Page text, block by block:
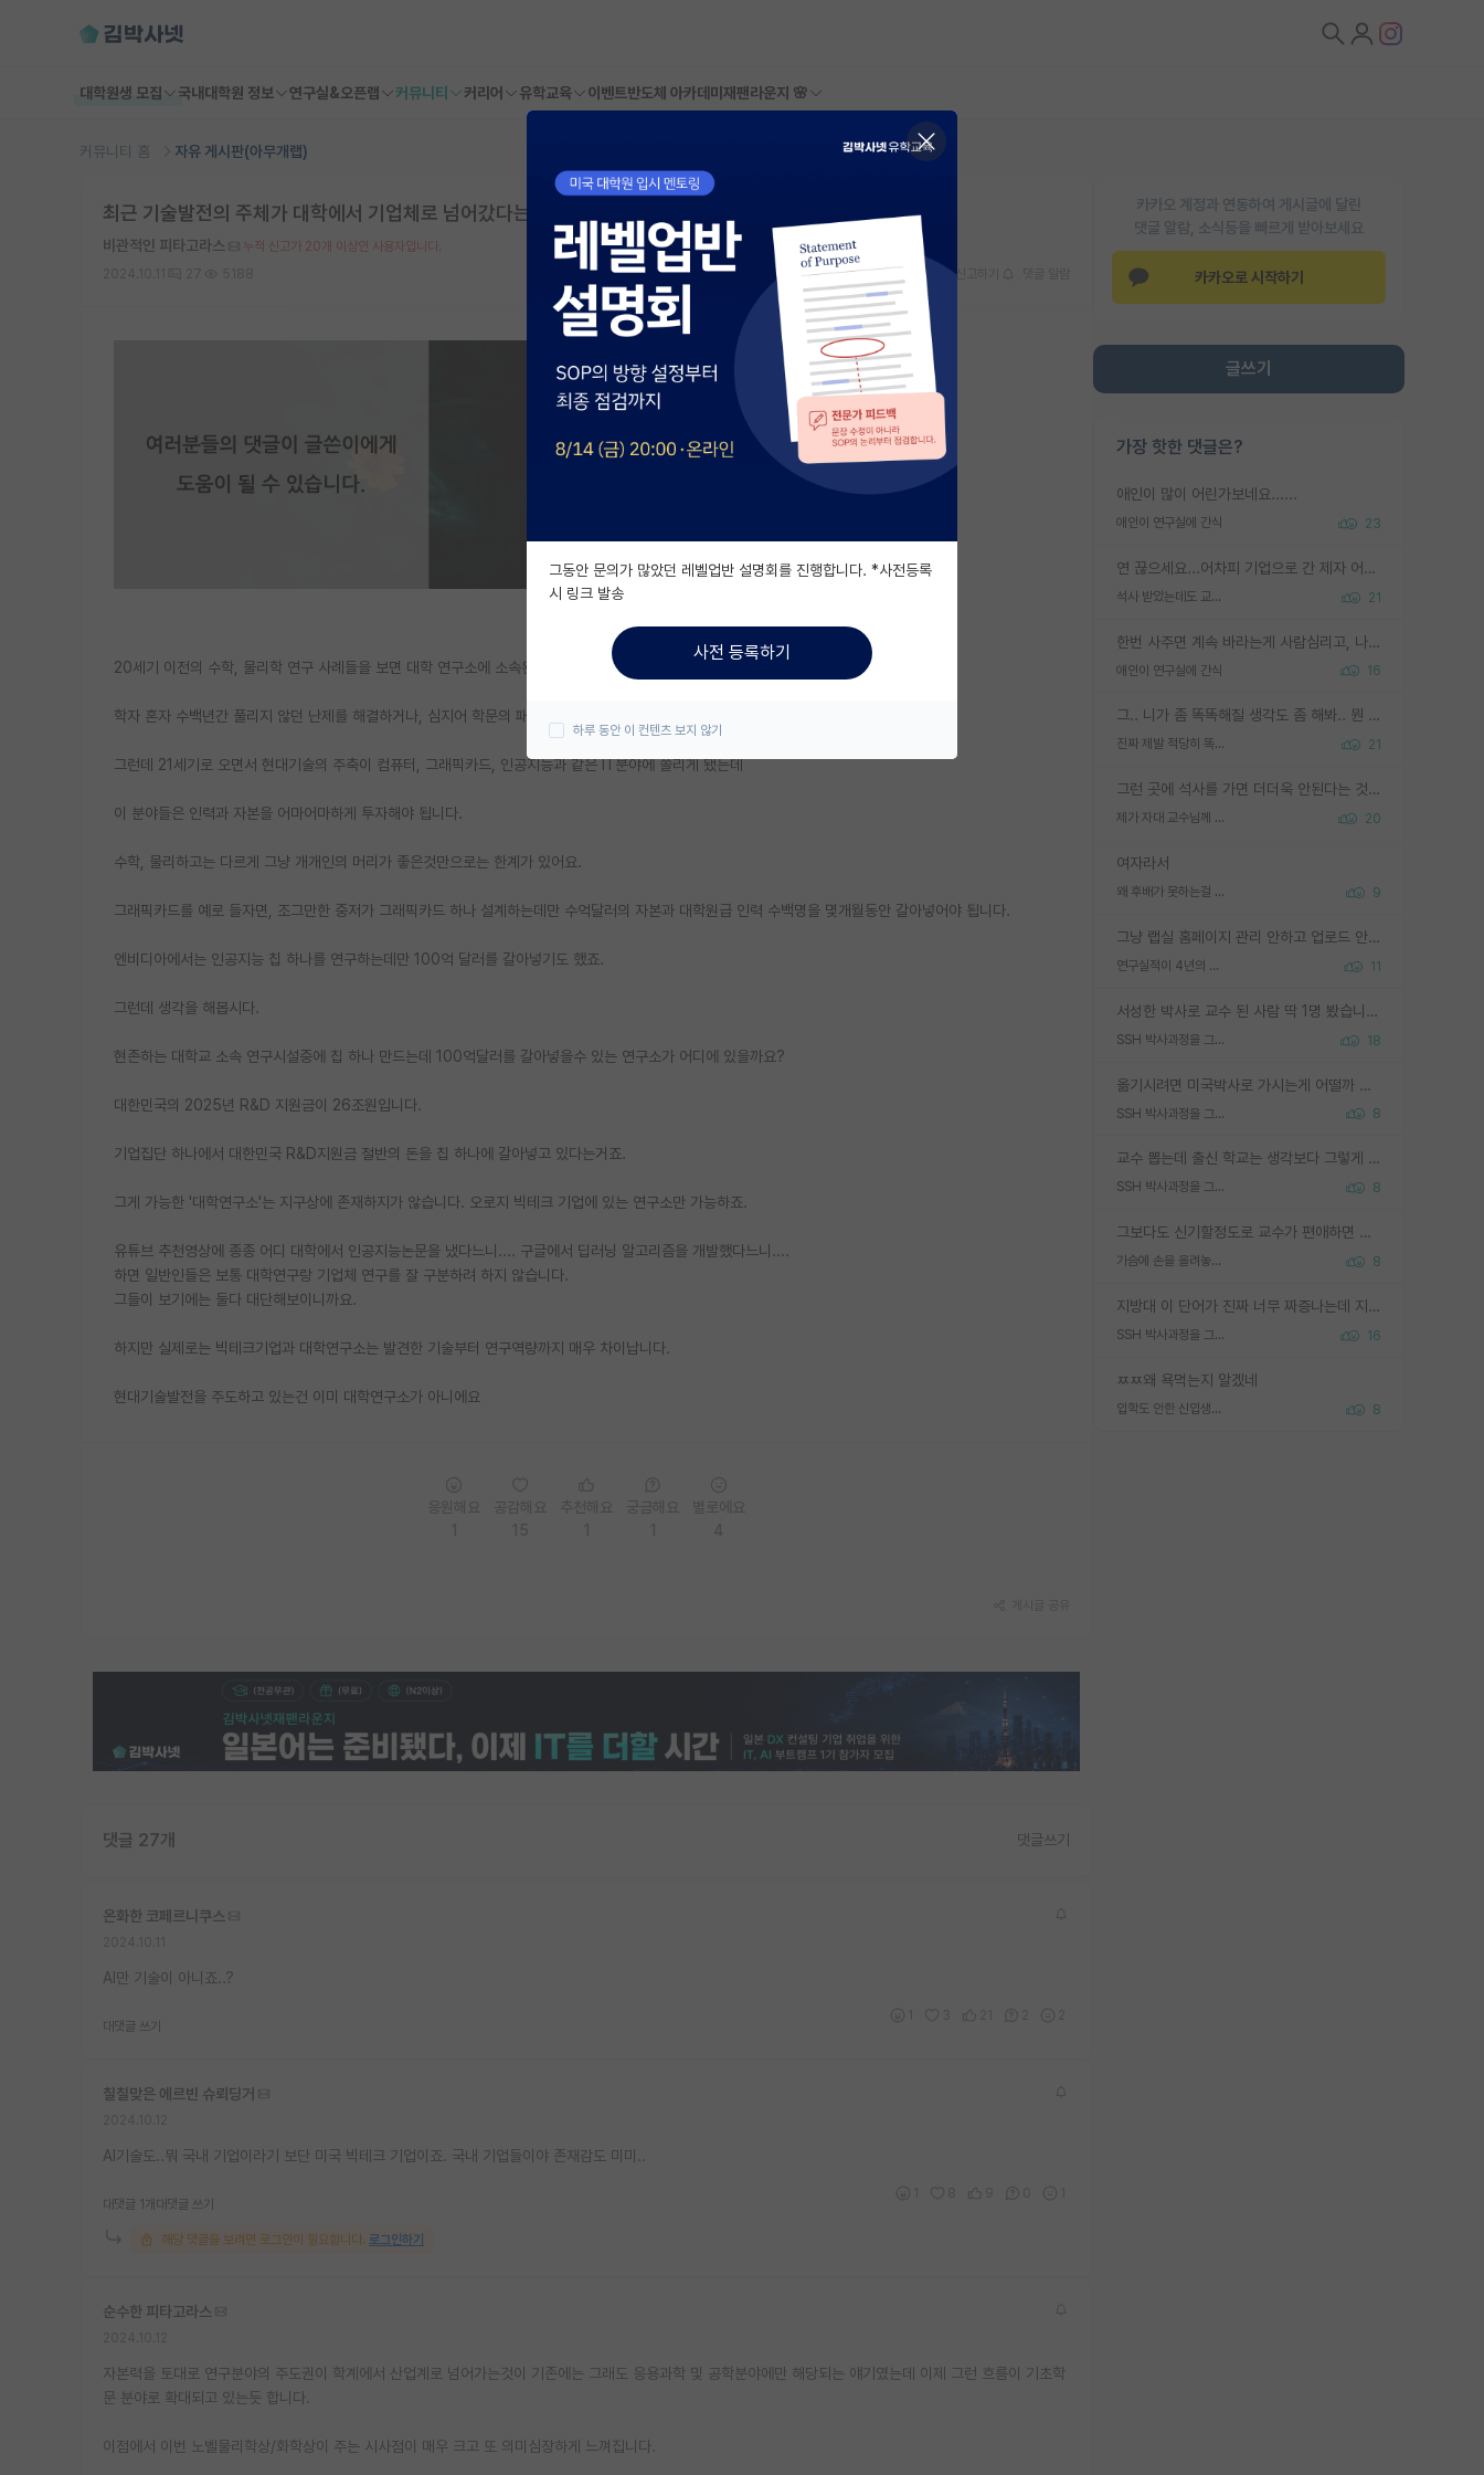
대학원생 모집 국내대학원 정보 연구실&오픈랩 커뮤니티 커리어 유학교육 이벤트반도체 아카데미 재팬라운지 🌸
커뮤니티 홈 자유 게시판(아무개랩)
카카오 계정과 연동하여 게시글에 달린
댓글 알람, 소식등을 빠르게 받아보세요
카카오로 시작하기
글쓰기
가장 핫한 댓글은?
애인이 많이 어린가보네요......
애인이 연구실에 간식 23
연 끊으세요...어차피 기업으로 간 제자 어떻게 못합니다. 기업에서는 교수들 사기꾼으로 보는 시선도 강하고, 앞에서나 교수님하고 떠받들어주지 많이 무시합니다. 영향력도 0에 수렴합니다. 그리고 생각해보십시오. 석사로 기업간 제자가 무슨 힘이 있다고 과제를 달라고 합니까? 말만 교수지 무능력자라고 생각합니다. 세금이 아깝습니다.
석사 받았는데도 교수랑 연락한다. 21
한번 사주면 계속 바라는게 사람심리고, 나중에 안사주면 말이 나옵니다. 그리고 작성자분 커플이 한번 그런 행동을 하면, 선례로 남아 이상하게도 문화로 자리잡을수도 있습니다. 애꿎은 다른 학생들은 생각도 안했는데, 간식을 사가야하는 피해를 볼 수 있습니다. 다 경험에서 우러나온 댓글입니다... 제발 이상한 선례를 만들지 마세요.
애인이 연구실에 간식 16
그.. 니가 좀 똑똑해질 생각도 좀 해봐.. 뭔 연구를 선배랑 계속 같이할 생각을하냐 박사과정이
진짜 제발 적당히 똑똑한 박사과정이라도 위에 있었으면.. 21
그런 곳에 석사를 가면 더더욱 안된다는 것을 깨달으시면 된겁니다!
제가 자대 교수님께 무례하게 행동한 걸까요? 20
여자라서
왜 후배가 못하는걸 교수님은 내 책임으로 돌리는걸까요? 9
그냥 랩실 홈페이지 관리 안하고 업로드 안한거 아님?
연구실적이 4년의 공백이 있는거 어떻게 생각하냐 11
서성한 박사로 교수 된 사람 딱 1명 봤습니다. 근데 지방대 박사로 교수된 거는 기적이 일어나야되요. 서성한 학부부터여도 빡센게 교수임용일텐데 지방대박사로 무슨 교수가 되나요...... 중소기업/중견기업 팀장급/연구소장급이나 될거 같네요.
SSH 박사과정을 그만두고 지방대 박사로 옮기면 교수의 꿈은 끝일까요? 18
옮기시려면 미국박사로 가시는게 어떨까 싶네요. 교수가 꿈이면 미국박사 하고 미국교수 까지 같이 노리시는게 기회가 많지 않을까요?
SSH 박사과정을 그만두고 지방대 박사로 옮기면 교수의 꿈은 끝일까요? 8
교수 뽑는데 출신 학교는 생각보다 그렇게 안 봄. 앞으로는 더 안 보게 될거임. 박사는 어디서 진행해도 됨. 단, 제대로 쌓고 좋은 실적 만들 수 있다면. 그런데 지방대는 그럴 가능성이 지극히 낮음. 나만 열심히 잘 하면 된다? 인간은 주변 환경에 지배되는 나약한 존재임. 주변의 지방대 대학원생과 섞이고 지방 특유의 여유로움 또는 나쁘게 얘기해서 나태함에 젖어 살다보면 교수의 꿈 자체를 잊어버리게 될 가능성도 있음. 주변 환경이 70~80%임.
SSH 박사과정을 그만두고 지방대 박사로 옮기면 교수의 꿈은 끝일까요? 8
그보다도 신기할정도로 교수가 편애하면 그사람만 논문이 되더라구요 내용이 다른 사람보다 허접해도요
가슴에 손을 올려놓고 싫어하는 사람 불공정하게 리뷰 8
지방대 이 단어가 진짜 너무 짜증나는데 지방대면 다 그냥 쓰레기인가요? 무슨 말 같지도 않은 댓글들이 있는건지??? 지방에도 충분히 좋은 대학 많고 충분히 잘하는 교수님들 많습니다 포항공대 4개 IST 대표 지거국들 여기 모두 다 지방에 있고 여기 출신들 중에 교수하는 분들 적지 않습니다 지거국 출신이 무슨 교수를 하냐?라고 생각할 사람들 많은데 상위 대표 지거국에 아웃라이어들 많습니다 결국 개인의 연구역량과 실적이 중요합니다 이 역량을 펼치는데 있어서 지도교수와의 합도 중요합니다. 그리고 경력이 필요하면 해외포닥까지 다녀오세요
SSH 박사과정을 그만두고 지방대 박사로 옮기면 교수의 꿈은 끝일까요? 16
ㅉㅉ왜 욕먹는지 알겠네
입학도 안한 신입생이 원래 관심을 받나요 8
최근 기술발전의 주체가 대학에서 기업체로 넘어갔다는 생각이 듭니다.
비관적인 피타고라스
누적 신고가 20개 이상인 사용자입니다.
스크랩 신고하기
20세기 이전의 수학, 물리학 연구 사례들을 보면 대학 연구소에 소속된 학자 한명이 수많은 업적을 세운경우가 많습니다.
학자 혼자 수백년간 풀리지 않던 난제를 해결하거나, 심지어 학문의 패러다임을 완전히 바꿔버리는 사례도 드물지만 종종 있었죠.
그런데 21세기로 오면서 현대기술의 주축이 컴퓨터, 그래픽카드, 인공지능과 같은 IT분야에 쏠리게 됐는데
이 분야들은 인력과 자본을 어마어마하게 투자해야 됩니다.
수학, 물리하고는 다르게 그냥 개개인의 머리가 좋은것만으로는 한계가 있어요.
그래픽카드를 예로 들자면, 조그만한 중저가 그래픽카드 하나 설계하는데만 수억달러의 자본과 대학원급 인력 수백명을 몇개월동안 갈아넣어야 됩니다.
엔비디아에서는 인공지능 칩 하나를 연구하는데만 100억 달러를 갈아넣기도 했죠.
그런데 생각을 해봅시다.
현존하는 대학교 소속 연구시설중에 칩 하나 만드는데 100억달러를 갈아넣을수 있는 연구소가 어디에 있을까요?
대한민국의 2025년 R&D 지원금이 26조원입니다.
기업집단 하나에서 대한민국 R&D지원금 절반의 돈을 칩 하나에 갈아넣고 있다는거죠.
그게 가능한 '대학연구소'는 지구상에 존재하지가 않습니다. 오로지 빅테크 기업에 있는 연구소만 가능하죠.
유튜브 추천영상에 종종 어디 대학에서 인공지능논문을 냈다느니.... 구글에서 딥러닝 알고리즘을 개발했다느니....
하면 일반인들은 보통 대학연구랑 기업체 연구를 잘 구분하려 하지 않습니다.
그들이 보기에는 둘다 대단해보이니까요.
하지만 실제로는 빅테크기업과 대학연구소는 발견한 기술부터 연구역량까지 매우 차이납니다.
현대기술발전을 주도하고 있는건 이미 대학연구소가 아니에요
댓글 27개 댓글쓰기
온화한 코페르니쿠스
AI만 기술이 아니죠..?
대댓글 쓰기
칠칠맞은 에르빈 슈뢰딩거
AI기술도..뭐 국내 기업이라기 보단 미국 빅테크 기업이죠. 국내 기업들이야 존재감도 미미..
대댓글 1개 대댓글 쓰기
해당 댓글을 보려면 로그인이 필요합니다. 로그인하기
순수한 피타고라스
자본력을 토대로 연구분야의 주도권이 학계에서 산업계로 넘어가는것이 기존에는 그래도 응용과학 및 공학분야에만 해당되는 얘기였는데 이제 그런 흐름이 기초학
문 분야로 확대되고 있는듯 합니다.
이점에서 이번 노벨물리학상/화학상이 주는 시사점이 매우 크고 또 의미심장하게 느껴집니다.
그동안 문의가 많았던 레벨업반 설명회를 진행합니다. *사전등록
시 링크 발송
사전 등록하기
하루 동안 이 컨텐츠 보지 않기